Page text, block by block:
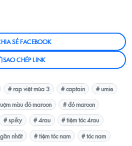
SẺ FACEBOOK
SAO CHÉP LINK
# rap việt mùa 3 # captain
# umie
màu đỏ maroon
# đỏ maroon
# spiky # 4rau
# tiệm tóc 4rau
nhất # tiệm tóc nam
# tóc nam